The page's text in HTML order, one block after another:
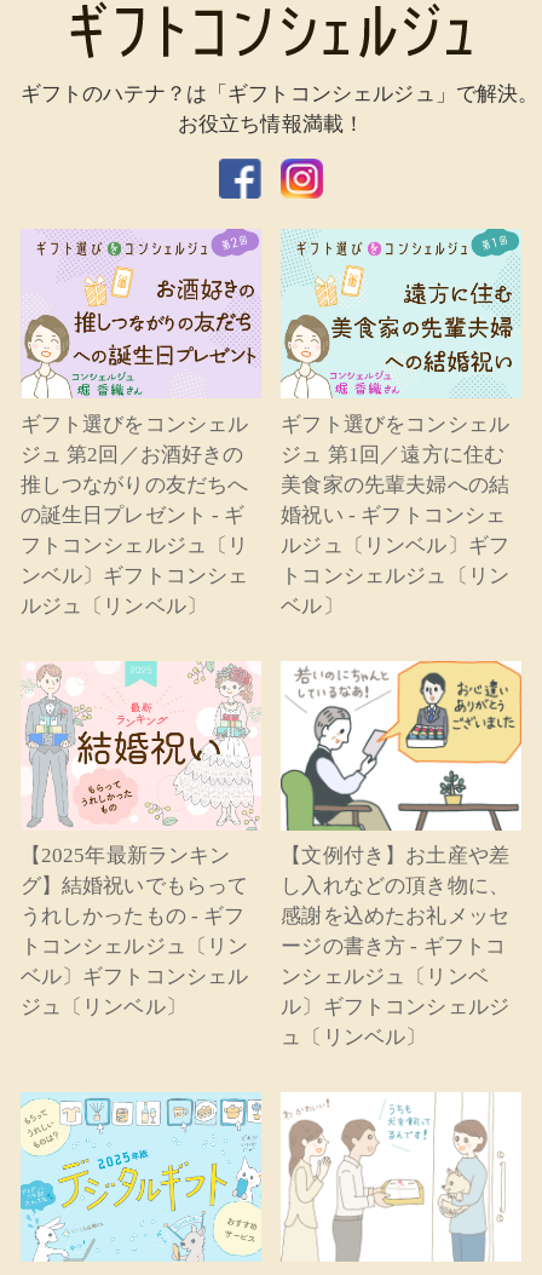
ギフトのハテナ？は「ギフトコンシェルジュ」で解決。
お役立ち情報満載！
ギフト選びをコンシェル
ジュ 第2回／お酒好きの
推しつながりの友だちへ
の誕生日プレゼント - ギ
フトコンシェルジュ〔リ
ンベル〕ギフトコンシェ
ルジュ〔リンベル〕
ギフト選びをコンシェル
ジュ 第1回／遠方に住む
美食家の先輩夫婦への結
婚祝い - ギフトコンシェ
ルジュ〔リンベル〕ギフ
トコンシェルジュ〔リン
ベル〕
【2025年最新ランキン
グ】結婚祝いでもらって
うれしかったもの - ギフ
トコンシェルジュ〔リン
ベル〕ギフトコンシェル
ジュ〔リンベル〕
【文例付き】お土産や差
し入れなどの頂き物に、
感謝を込めたお礼メッセ
ージの書き方 - ギフトコ
ンシェルジュ〔リンベ
ル〕ギフトコンシェルジ
ュ〔リンベル〕